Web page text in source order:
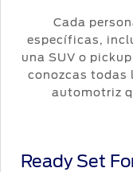
Cada
específicas,
una SUV o
conozcas todas
automotriz
Ready Set